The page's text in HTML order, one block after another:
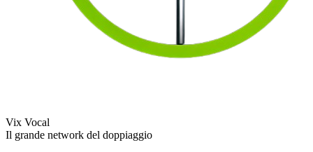
Vix Vocal
Il grande network del doppiaggio